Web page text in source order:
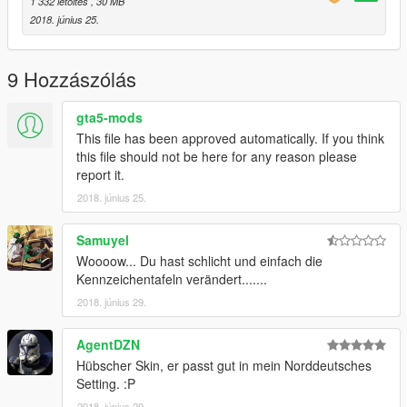
a5/vehicles.rpf/" or the last patchday!
TheLaw
Find me on Discord, Facebook and GTA5-mods:
Discord
Facebook
GTA5-Mods
Find TopMods on Facebook and GTA5-mods:
Homepage - TopMods
Facebook - TopMods
GTA5-Mods - TopMods
By downloading and using the contents of this archive you
agree to the following terms:
2018. június 25.
9 Hozzászólás
gta5-mods
This file has been approved automatically. If you think
this file should not be here for any reason please
report it.
2018. június 25.
Samuyel
Woooow... Du hast schlicht und einfach die
Kennzeichentafeln verändert.......
2018. június 29.
AgentDZN
Hübscher Skin, er passt gut in mein Norddeutsches
Setting. :P